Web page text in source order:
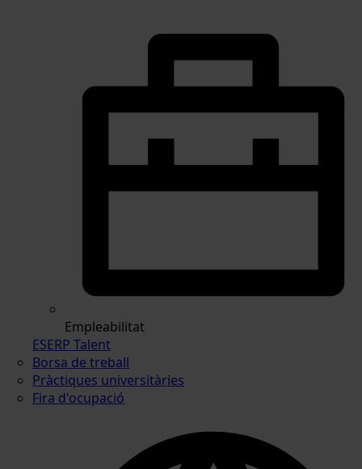
Empleabilitat
ESERP Talent
Borsa de treball
Pràctiques universitàries
Fira d'ocupació